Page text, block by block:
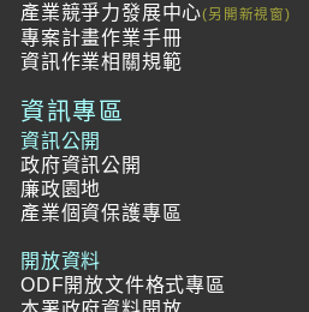
產業競爭力發展中心
專案計畫作業手冊
資訊作業相關規範
資訊專區
資訊公開
政府資訊公開
廉政園地
產業個資保護專區
開放資料
ODF開放文件格式專區